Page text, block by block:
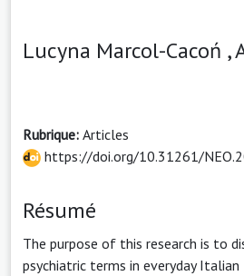
Lucyna Marcol-Cacoń ,
Rubrique: Articles
https://doi.org/10.31261/
Résumé
The purpose of this research is to
psychiatric terms in everyday Italian